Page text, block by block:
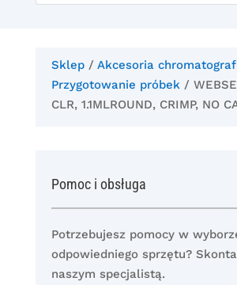
Sklep/ Akcesoria
Przygotowanie próbek/
CLR, 1.1MLROUND, CRIMP, NO
Pomoc i obsługa
Potrzebujesz pomocy w
odpowiedniego sprzętu?
naszym specjalistą.